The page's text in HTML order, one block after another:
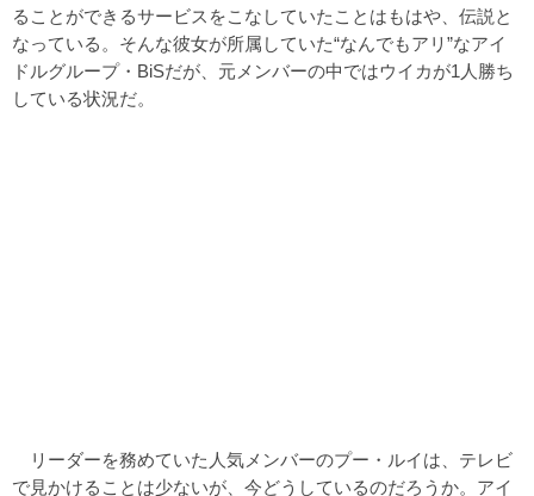
ることができるサービスをこなしていたことはもはや、伝説と
なっている。そんな彼女が所属していた“なんでもアリ”なアイ
ドルグループ・BiSだが、元メンバーの中ではウイカが1人勝ち
している状況だ。
リーダーを務めていた人気メンバーのプー・ルイは、テレビ
で見かけることは少ないが、今どうしているのだろうか。アイ